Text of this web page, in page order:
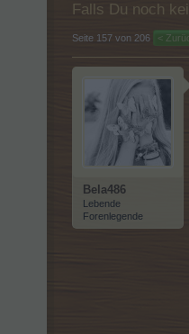
Falls Du noch
Seite 157 von 206 <
Bela486
Lebende
Forenlegende